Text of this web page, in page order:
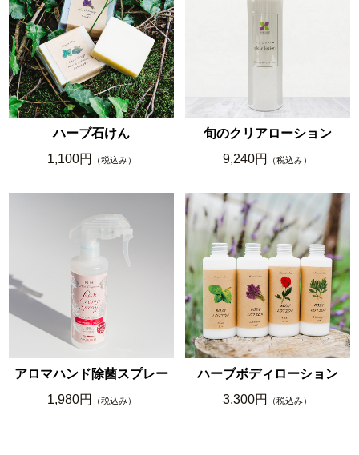
ハーブ石けん
1,100円
（税込み）
旬のクリアローション
9,240円
（税込み）
アロマハンド除菌スプレー
1,980円
（税込み）
ハーブボディローション
3,300円
（税込み）